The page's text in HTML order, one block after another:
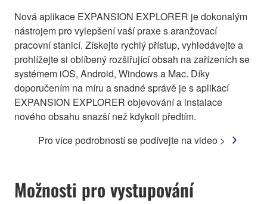
Nová aplikace EXPANSION EXPLORER je dokonalým
nástrojem pro vylepšení vaší praxe s aranžovací
pracovní stanicí. Získejte rychlý přístup, vyhledávejte a
prohlížejte si oblíbený rozšiřující obsah na zařízeních se
systémem iOS, Android, Windows a Mac. Díky
doporučením na míru a snadné správě je s aplikací
EXPANSION EXPLORER objevování a instalace
nového obsahu snazší než kdykoli předtím.
Pro více podrobností se podívejte na video >
Možnosti pro vystupování